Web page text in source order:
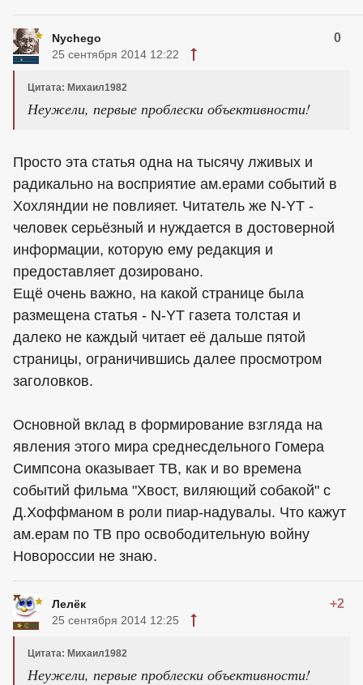
Nychego 0
25 сентября 2014 12:22
Цитата: Михаил1982
Неужели, первые проблески объективности!
Просто эта статья одна на тысячу лживых и
радикально на восприятие ам.ерами событий в
Хохляндии не повлияет. Читатель же N-YT -
человек серьёзный и нуждается в достоверной
информации, которую ему редакция и
предоставляет дозировано.
Ещё очень важно, на какой странице была
размещена статья - N-YT газета толстая и
далеко не каждый читает её дальше пятой
страницы, ограничившись далее просмотром
заголовков.
Основной вклад в формирование взгляда на
явления этого мира среднесдельного Гомера
Симпсона оказывает ТВ, как и во времена
событий фильма "Хвост, виляющий собакой" с
Д.Хоффманом в роли пиар-надувалы. Что кажут
ам.ерам по ТВ про освободительную войну
Новороссии не знаю.
Лелёк +2
25 сентября 2014 12:25
Цитата: Михаил1982
Неужели, первые проблески объективности!